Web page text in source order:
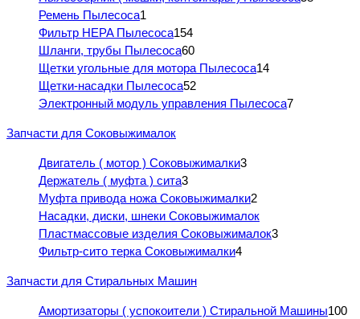
Ремень Пылесоса1
Фильтр HEPA Пылесоса154
Шланги, трубы Пылесоса60
Щетки угольные для мотора Пылесоса14
Щетки-насадки Пылесоса52
Электронный модуль управления Пылесоса7
Запчасти для Соковыжималок
Двигатель ( мотор ) Соковыжималки3
Держатель ( муфта ) сита3
Муфта привода ножа Соковыжималки2
Насадки, диски, шнеки Соковыжималок
Пластмассовые изделия Соковыжималок3
Фильтр-сито терка Соковыжималки4
Запчасти для Стиральных Машин
Амортизаторы ( успокоители ) Стиральной Машины100